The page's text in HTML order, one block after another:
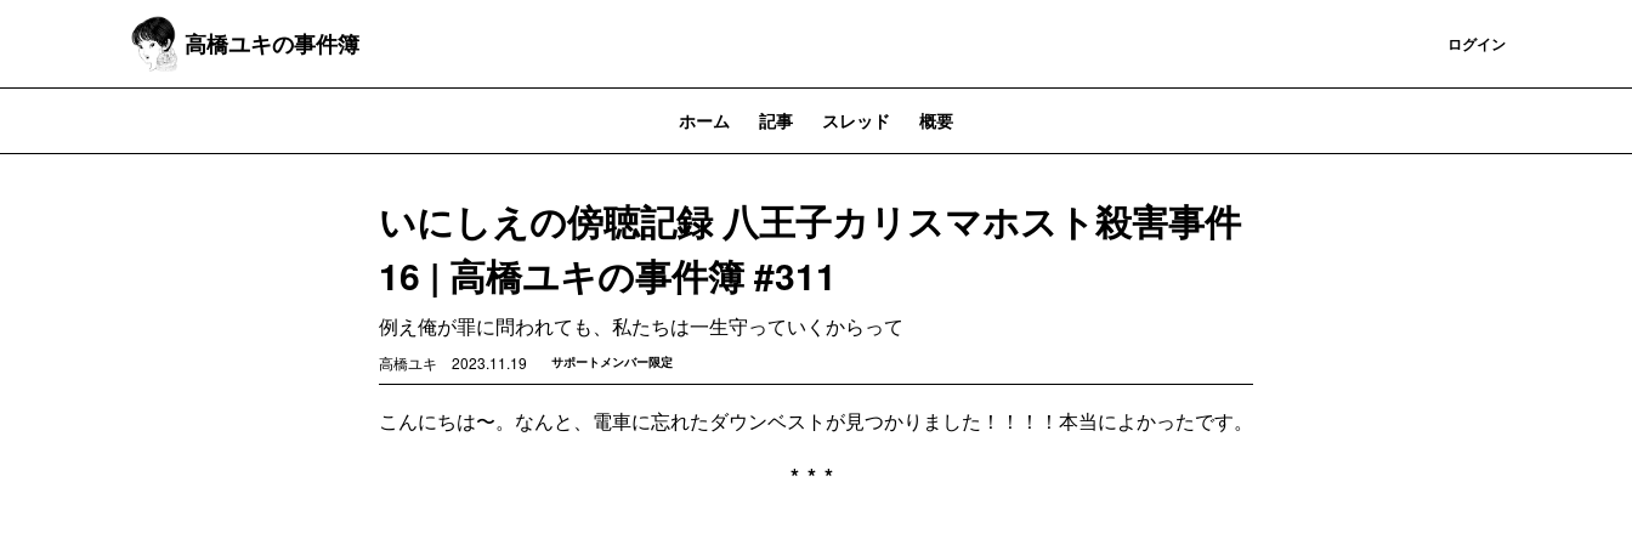
高橋ユキの事件簿 ログイン
ホーム 記事 スレッド 概要
いにしえの傍聴記録 八王子カリスマホスト殺害事件
16 | 高橋ユキの事件簿 #311
例え俺が罪に問われても、私たちは一生守っていくからって
高橋ユキ 2023.11.19 サポートメンバー限定
こんにちは〜。なんと、電車に忘れたダウンベストが見つかりました！！！！本当によかったです。
***